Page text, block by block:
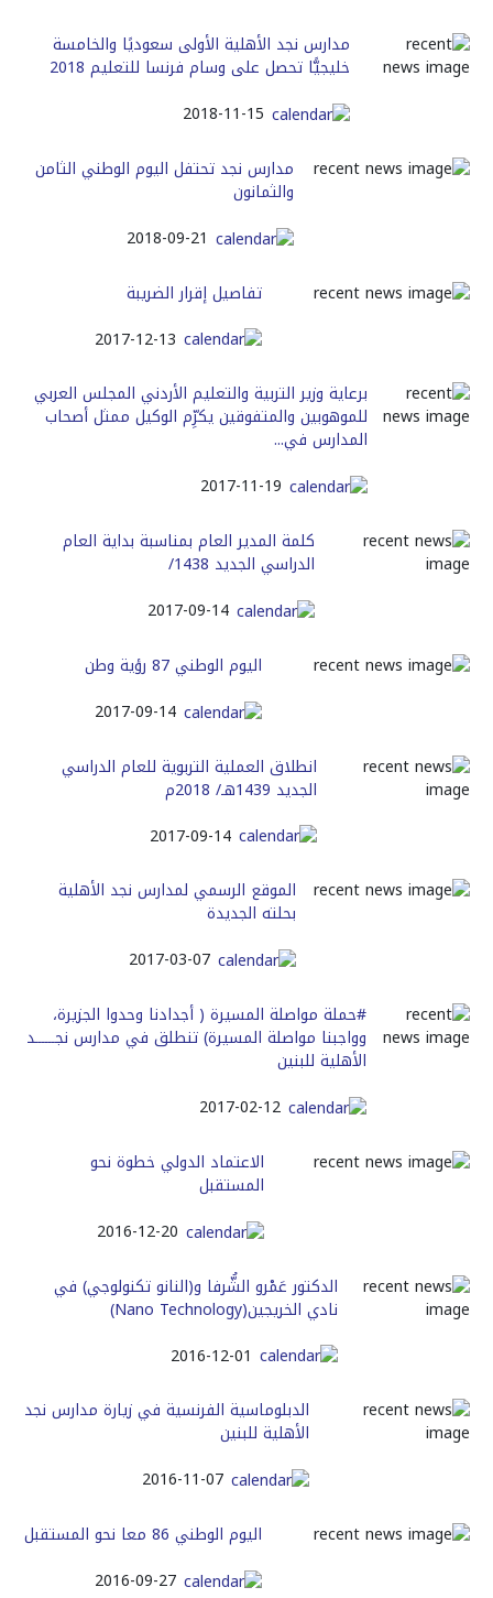
مدارس نجد الأهلية الأولى سعوديًا والخامسة
خليجيًّا تحصل على وسام فرنسا للتعليم 2018
2018-11-15
مدارس نجد تحتفل اليوم الوطني الثامن
والثمانون
2018-09-21
تفاصيل إقرار الضريبة
2017-12-13
برعاية وزير التربية والتعليم الأردني المجلس العربي
للموهوبين والمتفوقين يكرِّم الوكيل ممثل أصحاب
المدارس في...
2017-11-19
كلمة المدير العام بمناسبة بداية العام
الدراسي الجديد 1438/
2017-09-14
اليوم الوطني 87 رؤية وطن
2017-09-14
انطلاق العملية التربوية للعام الدراسي
الجديد 1439هـ/ 2018م
2017-09-14
الموقع الرسمي لمدارس نجد الأهلية
بحلته الجديدة
2017-03-07
#حملة مواصلة المسيرة ( أجدادنا وحدوا الجزيرة،
وواجبنا مواصلة المسيرة) تنطلق في مدارس نجــــــد
الأهلية للبنين
2017-02-12
الاعتماد الدولي خطوة نحو
المستقبل
2016-12-20
الدكتور عَمْرو الشُّرفا و(النانو تكنولوجي) في
نادي الخريجين(Nano Technology)
2016-12-01
الدبلوماسية الفرنسية في زيارة مدارس نجد
الأهلية للبنين
2016-11-07
اليوم الوطني 86 معا نحو المستقبل
2016-09-27